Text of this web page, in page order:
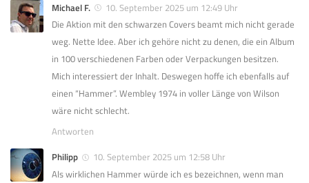
Michael F.
10. September 2025 um 12:49 Uhr
Die Aktion mit den schwarzen Covers beamt mich nicht gerade
weg. Nette Idee. Aber ich gehöre nicht zu denen, die ein Album
in 100 verschiedenen Farben oder Verpackungen besitzen.
Mich interessiert der Inhalt. Deswegen hoffe ich ebenfalls auf
einen “Hammer”. Wembley 1974 in voller Länge von Wilson
wäre nicht schlecht.
Antworten
Philipp
10. September 2025 um 12:58 Uhr
Als wirklichen Hammer würde ich es bezeichnen, wenn man